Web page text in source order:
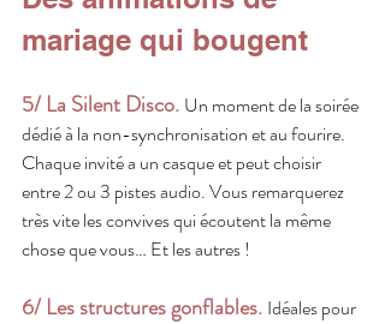
mariage qui bougent
5/ La Silent Disco. Un moment de la soirée
dédié à la non-synchronisation et au fourire.
Chaque invité a un casque et peut choisir
entre 2 ou 3 pistes audio. Vous remarquerez
très vite les convives qui écoutent la même
chose que vous… Et les autres !
6/ Les structures gonflables. Idéales pour